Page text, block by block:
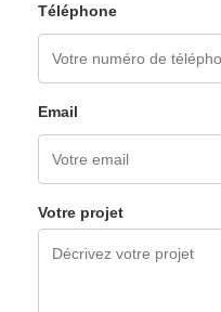
Téléphone
Email
Votre projet